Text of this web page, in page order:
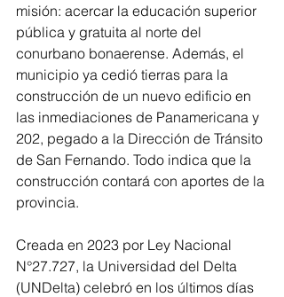
misión: acercar la educación superior
pública y gratuita al norte del
conurbano bonaerense. Además, el
municipio ya cedió tierras para la
construcción de un nuevo edificio en
las inmediaciones de Panamericana y
202, pegado a la Dirección de Tránsito
de San Fernando. Todo indica que la
construcción contará con aportes de la
provincia.
Creada en 2023 por Ley Nacional
N°27.727, la Universidad del Delta
(UNDelta) celebró en los últimos días